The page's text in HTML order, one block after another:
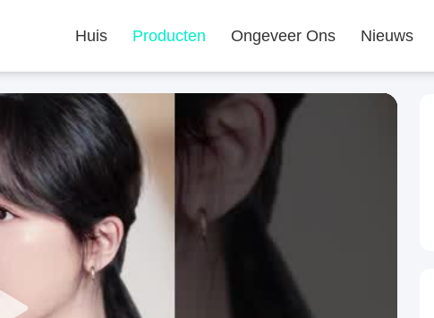
Huis Producten Ongeveer Ons Nieuws